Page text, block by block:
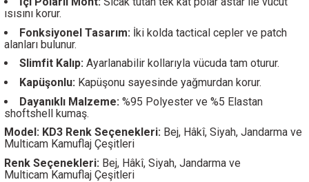
ısısını korur.
Fonksiyonel Tasarım: İki kolda tactical cepler ve patch
alanları bulunur.
Slimfit Kalıp: Ayarlanabilir kollarıyla vücuda tam oturur.
Kapüşonlu: Kapüşonu sayesinde yağmurdan korur.
Dayanıklı Malzeme: %95 Polyester ve %5 Elastan
shoftshell kumaş.
Model: KD3 Renk Seçenekleri: Bej, Hâkî, Siyah, Jandarma ve
Multicam Kamuflaj Çeşitleri
Renk Seçenekleri: Bej, Hâkî, Siyah, Jandarma ve
Multicam Kamuflaj Çeşitleri